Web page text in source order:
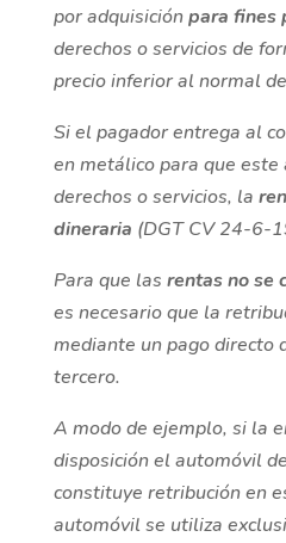
por adquisiciónpara fines
derechos o servicios de
precio inferior al normal
Si el pagador entrega al
en metálico para que este
derechos o servicios, la
dineraria (DGT CV 24-6-
Para que las rentas no se
es necesario que la
mediante un pago directo
tercero.
A modo de ejemplo, si la
disposición el automóvil
constituye retribución en
automóvil se utiliza